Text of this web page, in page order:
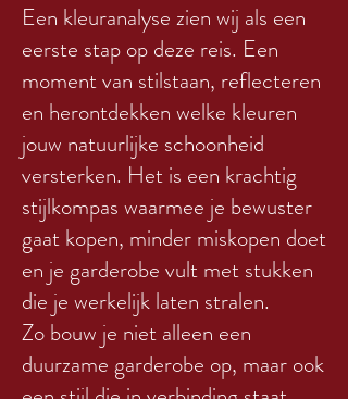
Een kleuranalyse zien wij als een
eerste stap op deze reis. Een
moment van stilstaan, reflecteren
en herontdekken welke kleuren
jouw natuurlijke schoonheid
versterken. Het is een krachtig
stijlkompas waarmee je bewuster
gaat kopen, minder miskopen doet
en je garderobe vult met stukken
die je werkelijk laten stralen.
Zo bouw je niet alleen een
duurzame garderobe op, maar ook